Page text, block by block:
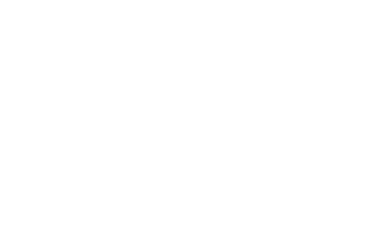
korozije (hrđanja). Lako se čisti i higijenski je.